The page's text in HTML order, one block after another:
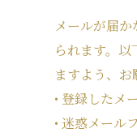
メールが届
られます。
ますよう、お
• 登録したメ
• 迷惑メール